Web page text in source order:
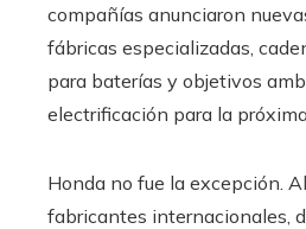
compañías anunciaron
fábricas especializadas,
para baterías y objetivos
electrificación para la
Honda no fue la excepción.
fabricantes internacionales,